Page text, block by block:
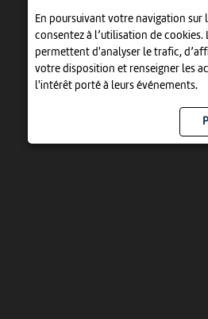
En poursuivant votre navigation sur
consentez à l’utilisation de cookies.
permettent d'analyser le trafic,
votre disposition et renseigner les
l'intérêt porté à leurs événements.